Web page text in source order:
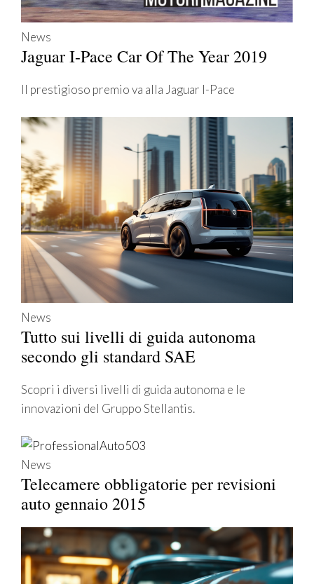
News
Jaguar I-Pace Car Of The Year 2019
Il prestigioso premio va alla Jaguar I-Pace
News
Tutto sui livelli di guida autonoma
secondo gli standard SAE
Scopri i diversi livelli di guida autonoma e le
innovazioni del Gruppo Stellantis.
News
Telecamere obbligatorie per revisioni
auto gennaio 2015